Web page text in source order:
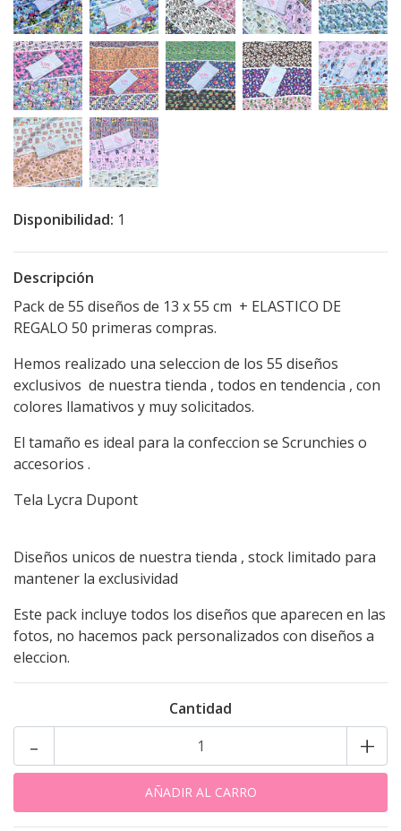
Disponibilidad: 1
Descripción
Pack de 55 diseños de 13 x 55 cm + ELASTICO DE
REGALO 50 primeras compras.
Hemos realizado una seleccion de los 55 diseños
exclusivos de nuestra tienda , todos en tendencia , con
colores llamativos y muy solicitados.
El tamaño es ideal para la confeccion se Scrunchies o
accesorios .
Tela Lycra Dupont
Diseños unicos de nuestra tienda , stock limitado para
mantener la exclusividad
Este pack incluye todos los diseños que aparecen en las
fotos, no hacemos pack personalizados con diseños a
eleccion.
Cantidad
+
-